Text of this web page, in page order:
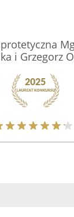
i Grzegorz